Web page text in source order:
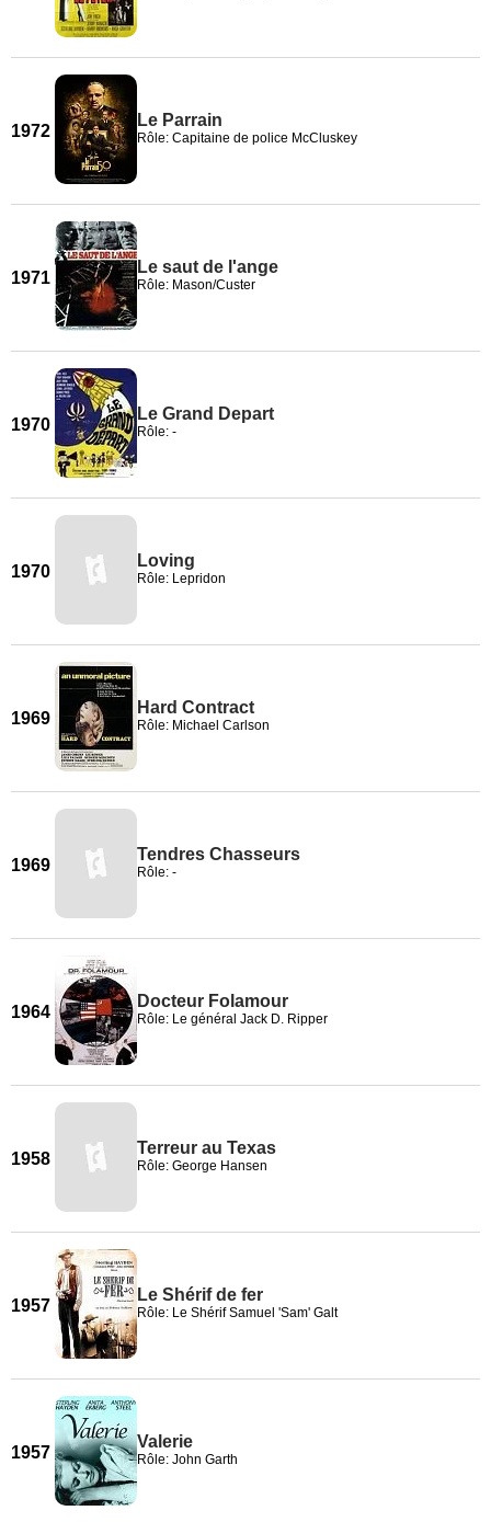
1972
Le Parrain
Rôle: Capitaine de police McCluskey
1971
Le saut de l'ange
Rôle: Mason/Custer
1970
Le Grand Depart
Rôle: -
1970
Loving
Rôle: Lepridon
1969
Hard Contract
Rôle: Michael Carlson
1969
Tendres Chasseurs
Rôle: -
1964
Docteur Folamour
Rôle: Le général Jack D. Ripper
1958
Terreur au Texas
Rôle: George Hansen
1957
Le Shérif de fer
Rôle: Le Shérif Samuel 'Sam' Galt
1957
Valerie
Rôle: John Garth